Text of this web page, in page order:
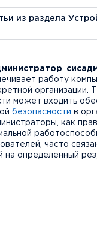
из раздела
работу
организации.
может входить
безопасности в
как
часто
определенный